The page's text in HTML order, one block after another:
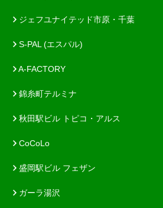
ジェフユナイテッド市原・千葉
S-PAL (エスパル)
A-FACTORY
錦糸町テルミナ
秋田駅ビル トピコ・アルス
CoCoLo
盛岡駅ビル フェザン
ガーラ湯沢